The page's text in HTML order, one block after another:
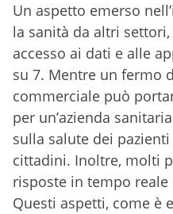
Un aspetto emerso
la sanità da altri
accesso ai dati e alle
su 7. Mentre un fermo
commerciale può
per un’azienda
sulla salute dei
cittadini. Inoltre, molti
risposte in tempo
Questi aspetti, come è